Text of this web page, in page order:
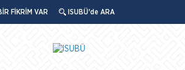
FİKRİM VAR ISUBÜ'de ARA